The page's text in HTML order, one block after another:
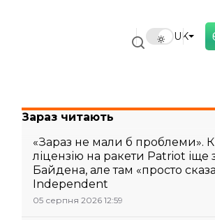
UK
Зараз читають
«Зараз не мали б проблеми».
ліцензію на ракети Patriot іще
Байдена, але там «просто
Independent
05 серпня 2026 12:59